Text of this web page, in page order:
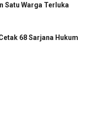
Satu Warga Terluka
68 Sarjana Hukum